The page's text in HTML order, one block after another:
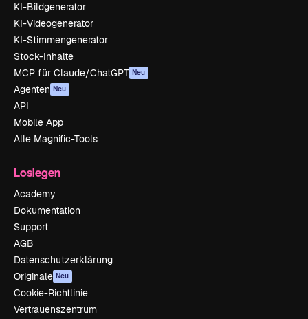
KI-Bildgenerator
KI-Videogenerator
KI-Stimmengenerator
Stock-Inhalte
MCP für Claude/ChatGPT Neu
Agenten Neu
API
Mobile App
Alle Magnific-Tools
Loslegen
Academy
Dokumentation
Support
AGB
Datenschutzerklärung
Originale Neu
Cookie-Richtlinie
Vertrauenszentrum